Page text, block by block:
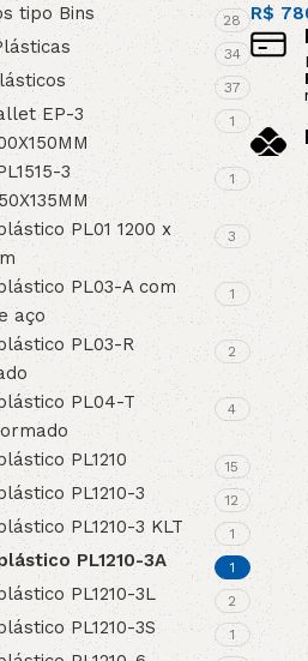
3VX
AX
D
SPA
XPB
tipo Bins 28
34
37
EP-3
1
3
1
PL01 1200 x
3
PL03-A com
aço
1
PL03-R
2
PL04-T
4
PL1210 15
PL1210-3 12
PL1210-3 KLT 1
PL1210-3A 1
PL1210-3L 2
PL1210-3S 1
R$
Leia